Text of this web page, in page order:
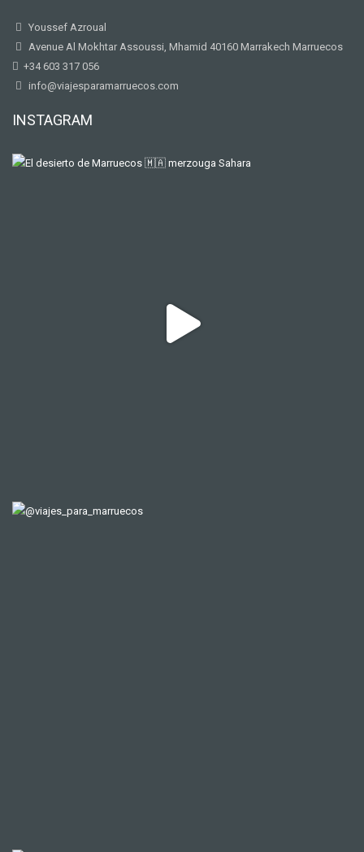
Youssef Azroual
Avenue Al Mokhtar Assoussi, Mhamid 40160 Marrakech Marruecos
+34 603 317 056
info@viajesparamarruecos.com
INSTAGRAM